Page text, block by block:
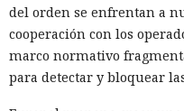
del orden se enfrentan a
cooperación con los
marco normativo
para detectar y bloquear